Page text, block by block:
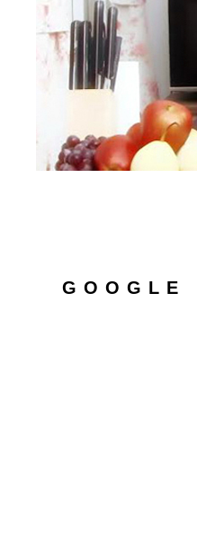
GOOGLE